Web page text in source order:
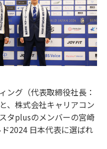
ング（代表取締役社長：
、株式会社キャリアコン
タplusのメンバーの宮崎
2024 日本代表に選ばれ